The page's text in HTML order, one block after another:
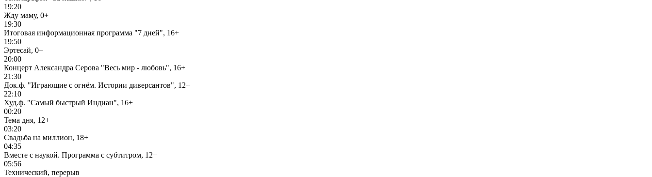
19:20
Жду маму, 0+
19:30
Итоговая информационная программа "7 дней", 16+
19:50
Эртесай, 0+
20:00
Концерт Александра Серова "Весь мир - любовь", 16+
21:30
Док.ф. "Играющие с огнём. Истории диверсантов", 12+
22:10
Худ.ф. "Самый быстрый Индиан", 16+
00:20
Тема дня, 12+
03:20
Свадьба на миллион, 18+
04:35
Вместе с наукой. Программа с субтитром, 12+
05:56
Технический, перерыв